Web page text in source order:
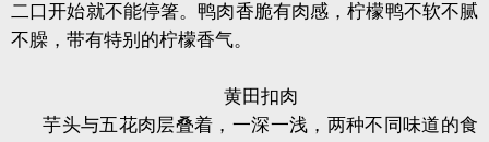
二口开始就不能停箸。鸭肉香脆有肉感，柠檬鸭不软不腻
不臊，带有特别的柠檬香气。
黄田扣肉
芋头与五花肉层叠着，一深一浅，两种不同味道的食